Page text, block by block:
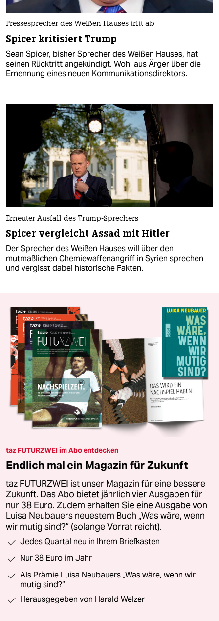
Pressesprecher des Weißen Hauses tritt ab
Spicer kritisiert Trump
Sean Spicer, bisher Sprecher des Weißen Hauses, hat
seinen Rücktritt angekündigt. Wohl aus Ärger über die
Ernennung eines neuen Kommunikationsdirektors.
Erneuter Ausfall des Trump-Sprechers
Spicer vergleicht Assad mit Hitler
Der Sprecher des Weißen Hauses will über den
mutmaßlichen Chemiewaffenangriff in Syrien sprechen
und vergisst dabei historische Fakten.
taz FUTURZWEI im Abo entdecken
Endlich mal ein Magazin für Zukunft
taz FUTURZWEI ist unser Magazin für eine bessere
Zukunft. Das Abo bietet jährlich vier Ausgaben für
nur 38 Euro. Zudem erhalten Sie eine Ausgabe von
Luisa Neubauers neuestem Buch „Was wäre, wenn
wir mutig sind?“ (solange Vorrat reicht).
Jedes Quartal neu in Ihrem Briefkasten
Nur 38 Euro im Jahr
Als Prämie Luisa Neubauers „Was wäre, wenn wir
mutig sind?“
Herausgegeben von Harald Welzer